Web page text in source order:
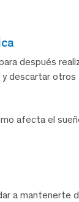
después
descartar
afecta el
a mantenerte